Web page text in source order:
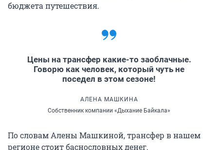
бюджета путешествия.
Цены на трансфер какие-то заоблачные.
Говорю как человек, который чуть не
поседел в этом сезоне!
АЛЕНА МАШКИНА
Собственник компании «Дыхание Байкала»
По словам Алены Машкиной, трансфер в нашем
регионе стоит баснословных денег.